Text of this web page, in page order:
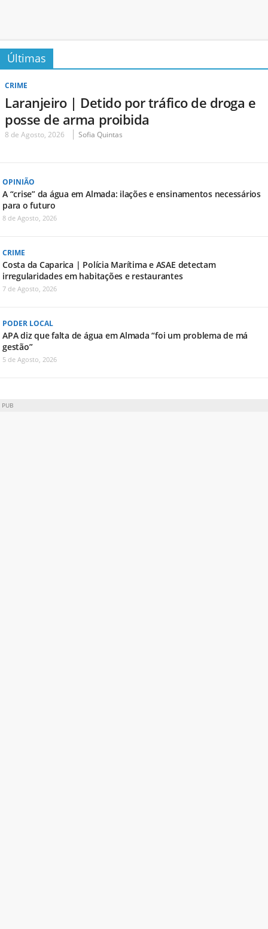
Últimas
CRIME
Laranjeiro | Detido por tráfico de droga e
posse de arma proibida
8 de Agosto, 2026 Sofia Quintas
OPINIÃO
A “crise” da água em Almada: ilações e ensinamentos necessários
para o futuro
8 de Agosto, 2026
CRIME
Costa da Caparica | Polícia Marítima e ASAE detectam
irregularidades em habitações e restaurantes
7 de Agosto, 2026
PODER LOCAL
APA diz que falta de água em Almada “foi um problema de má
gestão”
5 de Agosto, 2026
PUB